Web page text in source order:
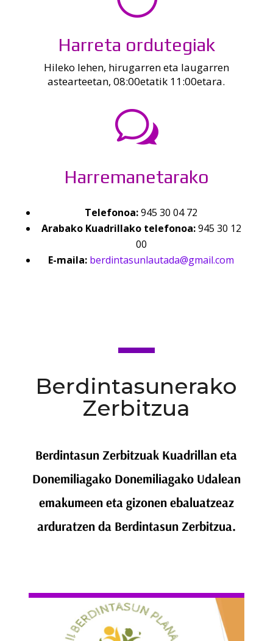
Harreta ordutegiak
Hileko lehen, hirugarren eta laugarren
astearteetan, 08:00etatik 11:00etara.
w
Harremanetarako
Telefonoa:945 30 04 72
Arabako Kuadrillako telefonoa:945 30 12
00
E-maila: berdintasunlautada@gmail.com
Berdintasunerako
Zerbitzua
Berdintasun Zerbitzuak Kuadrillan eta
Donemiliagako Donemiliagako Udalean
emakumeen eta gizonen ebaluatzeaz
arduratzen da Berdintasun Zerbitzua.